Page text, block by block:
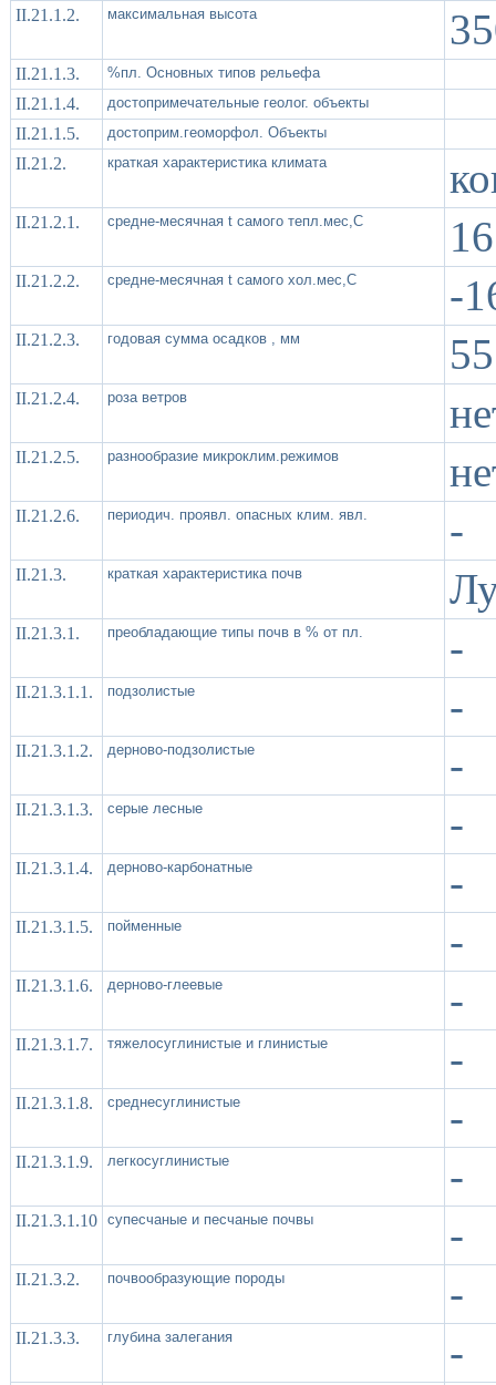
II.21.1.2. максимальная высота
II.21.1.3. %пл. Основных типов рельефа
II.21.1.4. достопримечательные геолог. объекты
II.21.1.5. достоприм.геоморфол. Объекты
II.21.2. краткая характеристика климата
II.21.2.1. средне-месячная t самого тепл.мес,С
II.21.2.2. средне-месячная t самого хол.мес,С -
II.21.2.3. годовая сумма осадков , мм
II.21.2.4. роза ветров
II.21.2.5. разнообразие микроклим.режимов
II.21.2.6. периодич. проявл. опасных клим. явл. -
II.21.3. краткая характеристика почв
II.21.3.1. преобладающие типы почв в % от пл. -
II.21.3.1.1. подзолистые -
II.21.3.1.2. дерново-подзолистые -
II.21.3.1.3. серые лесные -
II.21.3.1.4. дерново-карбонатные -
II.21.3.1.5. пойменные -
II.21.3.1.6. дерново-глеевые -
II.21.3.1.7. тяжелосуглинистые и глинистые -
II.21.3.1.8. среднесуглинистые -
II.21.3.1.9. легкосуглинистые -
II.21.3.1.10 супесчаные и песчаные почвы -
II.21.3.2. почвообразующие породы -
II.21.3.3. глубина залегания -